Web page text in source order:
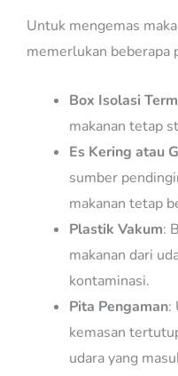
Untuk mengemas
memerlukan beberapa
Box Isolasi
makanan tetap
Es Kering atau
sumber
makanan tetap
Plastik Vakum:
makanan dari
kontaminasi.
Pita Pengaman:
kemasan
udara yang